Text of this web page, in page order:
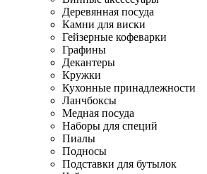
Деревянная посуда
Камни для виски
Гейзерные кофеварки
Графины
Декантеры
Кружки
Кухонные принадлежности
Ланчбоксы
Медная посуда
Наборы для специй
Пиалы
Подносы
Подставки для бутылок